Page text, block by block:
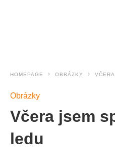
HOMEPAGE OBRÁZKY
Obrázky
Včera jsem
ledu